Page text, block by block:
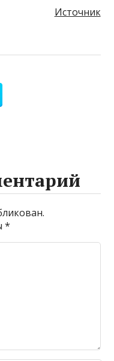
Источник
*